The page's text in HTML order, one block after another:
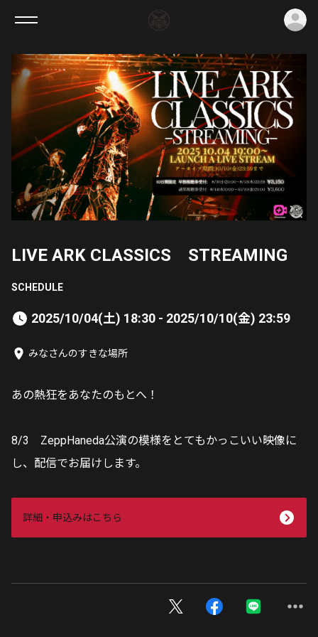
LIVE ARK CLASSICS STREAMING
SCHEDULE
2025/10/04(土) 18:30 - 2025/10/10(金) 23:59
みなさんのすきな場所
あの熱狂をあなたのもとへ！
8/3 ZeppHaneda公演の模様をとてもかっこいい映像に
し、配信でお届けします。
詳細・申込みはこちら